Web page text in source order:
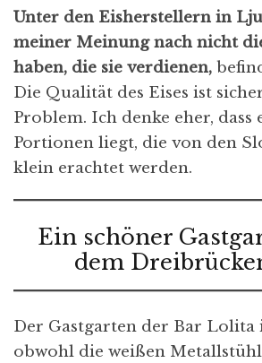
Unter den Eisherstellern in
meiner Meinung nach nicht
haben, die sie verdienen,
Die Qualität des Eises ist
Problem. Ich denke eher, dass
Portionen liegt, die von den
klein erachtet werden.
Ein schöner
dem
Der Gastgarten der Bar Lolita
obwohl die weißen